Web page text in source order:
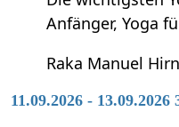
Anfänger, Yoga
Raka Manuel
11.09.2026 -